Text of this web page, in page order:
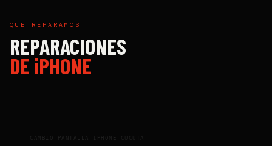
QUE REPARAMOS
REPARACIONES
DE iPHONE
CAMBIO PANTALLA IPHONE CUCUTA